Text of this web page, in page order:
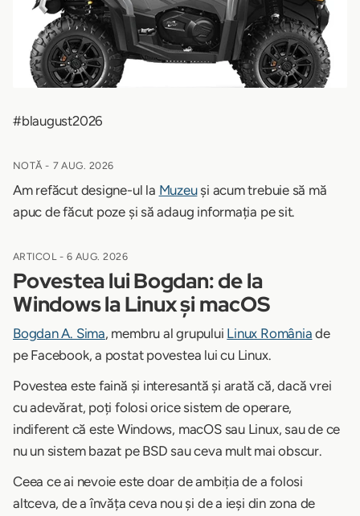
#blaugust2026
NOTĂ - 7 AUG. 2026
Am refăcut designe-ul la Muzeuși acum trebuie să mă
apuc de făcut poze și să adaug informația pe sit.
ARTICOL - 6 AUG. 2026
Povestea lui Bogdan: de la
Windows la Linux și macOS
Bogdan A. Sima, membru al grupului Linux România de
pe Facebook, a postat povestea lui cu Linux.
Povestea este faină și interesantă și arată că, dacă vrei
cu adevărat, poți folosi orice sistem de operare,
indiferent că este Windows, macOS sau Linux, sau de ce
nu un sistem bazat pe BSD sau ceva mult mai obscur.
Ceea ce ai nevoie este doar de ambiția de a folosi
altceva, de a învăța ceva nou și de a ieși din zona de